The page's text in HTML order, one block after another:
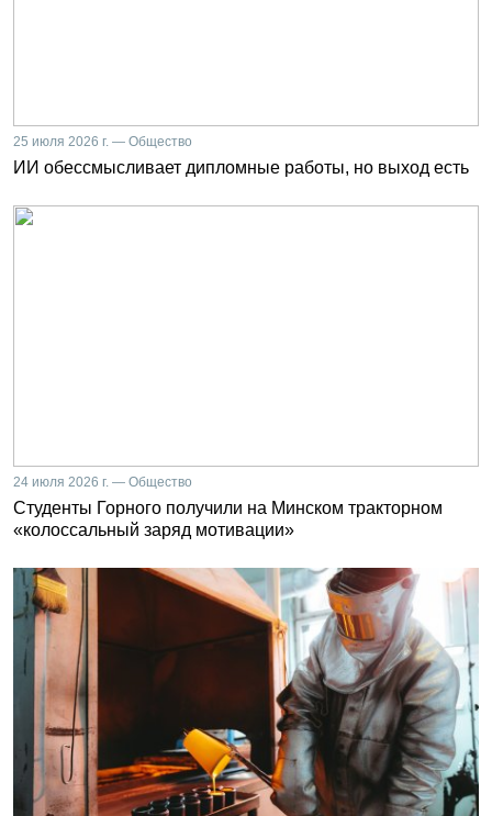
25 июля 2026 г. — Общество
ИИ обессмысливает дипломные работы, но выход есть
24 июля 2026 г. — Общество
Студенты Горного получили на Минском тракторном
«колоссальный заряд мотивации»